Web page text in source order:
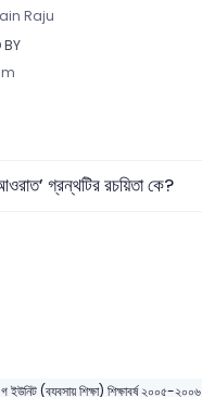
Raju
BY
গ্রন্থটির রচয়িতা কে?
ইউনিট (ব্যবসায় শিক্ষা) শিক্ষাবর্ষ ২০০৫-২০০৬